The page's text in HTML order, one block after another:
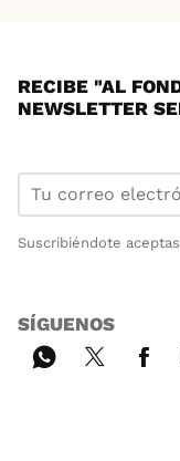
RECIBE "AL
NEWSLETTER
Suscribiéndote
SÍGUENOS